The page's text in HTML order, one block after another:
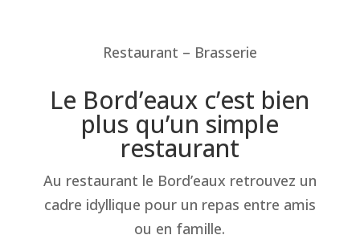
Restaurant – Brasserie
Le Bord’eaux c’est bien
plus qu’un simple
restaurant
Au restaurant le Bord’eaux retrouvez un
cadre idyllique pour un repas entre amis
ou en famille.